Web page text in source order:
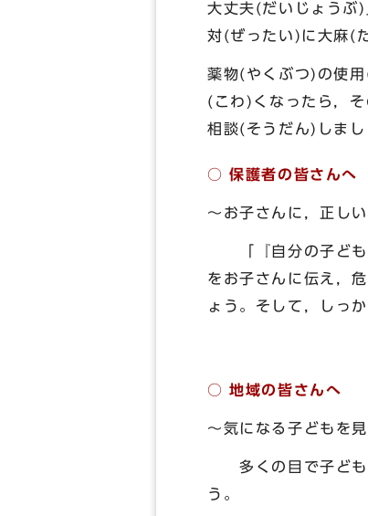
大丈夫(だいじょうぶ
対(ぜったい)に大麻(
薬物(やくぶつ)の使
(こわ)くなったら，
相談(そうだん)しまし
○ 保護者の皆さんへ
～お子さんに，正し
「『自分の子ども
をお子さんに伝え，
ょう。そして，しっ
○ 地域の皆さんへ
～気になる子どもを
多くの目で子ども
う。